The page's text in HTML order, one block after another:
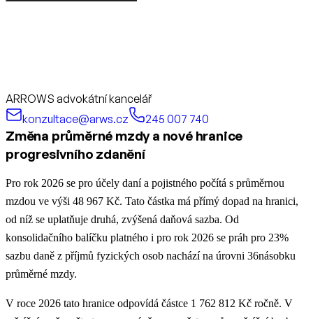
ARROWS advokátní kancelář
konzultace@arws.cz
245 007 740
Změna průměrné mzdy a nové hranice
progresivního zdanění
Pro rok 2026 se pro účely daní a pojistného počítá s průměrnou
mzdou ve výši 48 967 Kč. Tato částka má přímý dopad na hranici,
od níž se uplatňuje druhá, zvýšená daňová sazba. Od
konsolidačního balíčku platného i pro rok 2026 se práh pro 23%
sazbu daně z příjmů fyzických osob nachází na úrovni 36násobku
průměrné mzdy.
V roce 2026 tato hranice odpovídá částce 1 762 812 Kč ročně. V